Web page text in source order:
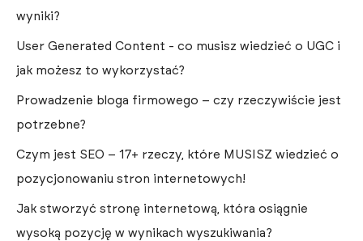
wyniki?
User Generated Content - co musisz wiedzieć o UGC i
jak możesz to wykorzystać?
Prowadzenie bloga firmowego – czy rzeczywiście jest
potrzebne?
Czym jest SEO – 17+ rzeczy, które MUSISZ wiedzieć o
pozycjonowaniu stron internetowych!
Jak stworzyć stronę internetową, która osiągnie
wysoką pozycję w wynikach wyszukiwania?